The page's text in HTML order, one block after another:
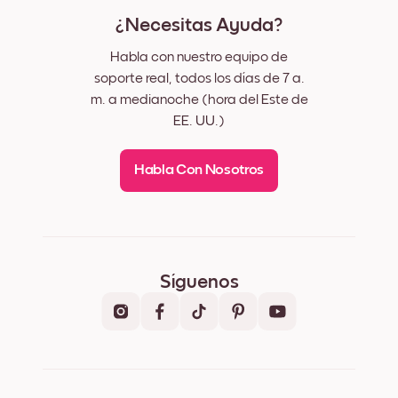
¿Necesitas Ayuda?
Habla con nuestro equipo de
soporte real, todos los días de 7 a.
m. a medianoche (hora del Este de
EE. UU.)
Habla Con Nosotros
Síguenos